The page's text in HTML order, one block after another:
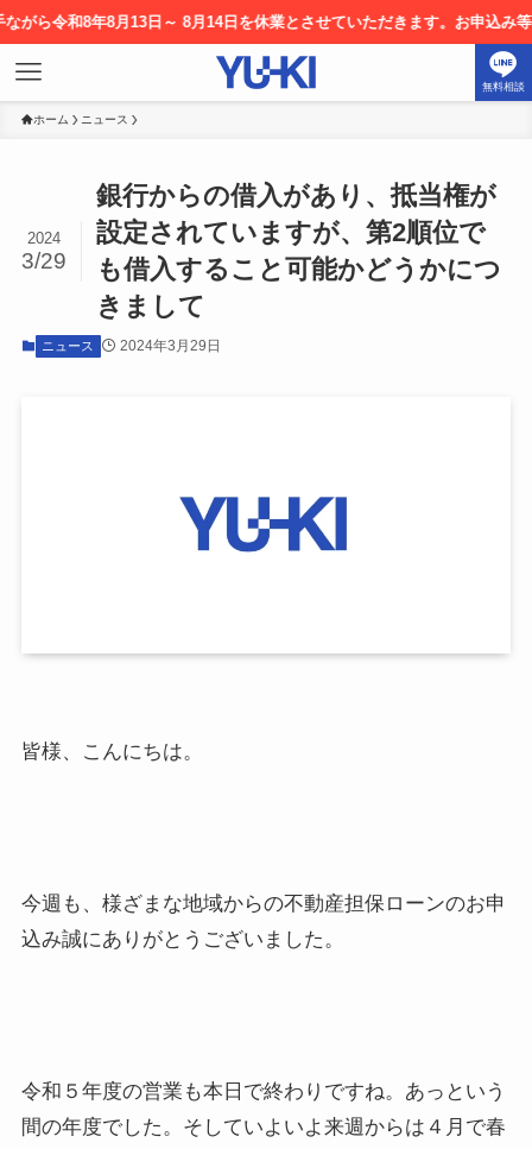
和8年8月13日～ 8月14日を休業とさせていただきます。お申込み等につ
無料相談
ホーム ニュース
銀行からの借入があり、抵当権が
設定されていますが、第2順位で
も借入すること可能かどうかにつ
きまして
2024
3/29
ニュース 2024年3月29日
皆様、こんにちは。
今週も、様ざまな地域からの不動産担保ローンのお申
込み誠にありがとうございました。
令和５年度の営業も本日で終わりですね。あっという
間の年度でした。そしていよいよ来週からは４月で春